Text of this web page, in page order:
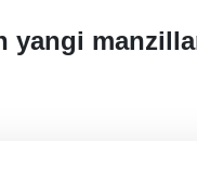
yangi